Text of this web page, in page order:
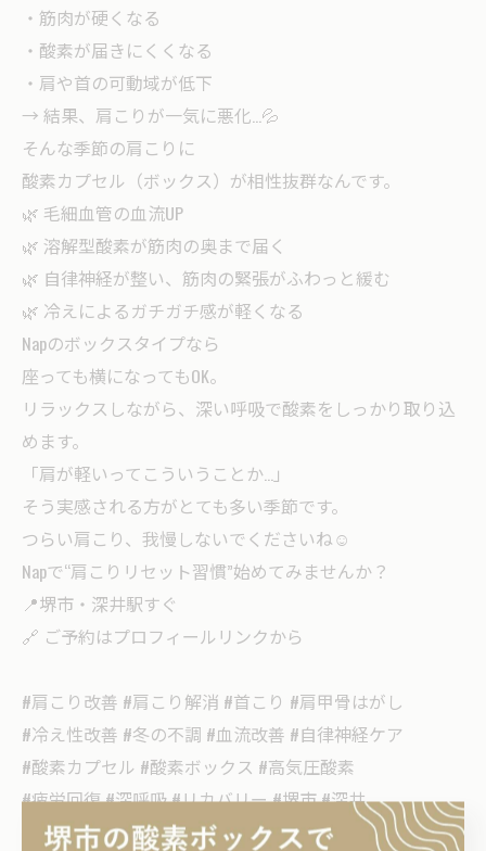
・筋肉が硬くなる
・酸素が届きにくくなる
・肩や首の可動域が低下
→ 結果、肩こりが一気に悪化…💦
そんな季節の肩こりに
酸素カプセル（ボックス）が相性抜群なんです。
🌿 毛細血管の血流UP
🌿 溶解型酸素が筋肉の奥まで届く
🌿 自律神経が整い、筋肉の緊張がふわっと緩む
🌿 冷えによるガチガチ感が軽くなる
Napのボックスタイプなら
座っても横になってもOK。
リラックスしながら、深い呼吸で酸素をしっかり取り込
めます。
「肩が軽いってこういうことか…」
そう実感される方がとても多い季節です。
つらい肩こり、我慢しないでくださいね☺️
Napで“肩こりリセット習慣”始めてみませんか？
📍堺市・深井駅すぐ
🔗 ご予約はプロフィールリンクから
#肩こり改善 #肩こり解消 #首こり #肩甲骨はがし
#冷え性改善 #冬の不調 #血流改善 #自律神経ケア
#酸素カプセル #酸素ボックス #高気圧酸素
#疲労回復 #深呼吸 #リカバリー #堺市 #深井
#酸素ルームNap #ボディケア #肩こりひどい